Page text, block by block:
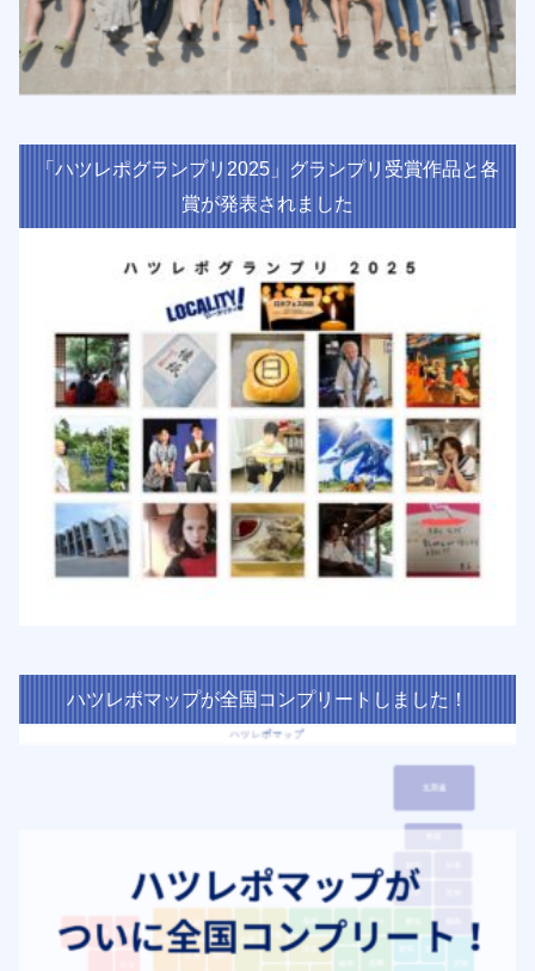
「ハツレポグランプリ2025」グランプリ受賞作品と各
賞が発表されました
ハツレポマップが全国コンプリートしました！